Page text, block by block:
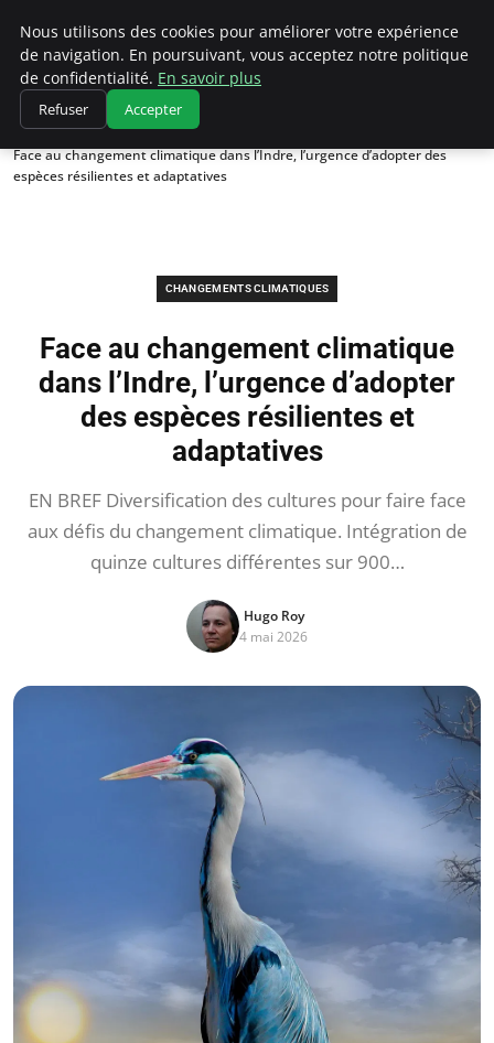
Climatedebtagents
Accueil
Changements climatiques
Face au changement climatique dans l’Indre, l’urgence d’adopter des
espèces résilientes et adaptatives
CHANGEMENTS CLIMATIQUES
Face au changement climatique
dans l’Indre, l’urgence d’adopter
des espèces résilientes et
adaptatives
EN BREF Diversification des cultures pour faire face
aux défis du changement climatique. Intégration de
quinze cultures différentes sur 900…
Hugo Roy
4 mai 2026
Nous utilisons des cookies pour améliorer votre expérience
de navigation. En poursuivant, vous acceptez notre politique
de confidentialité. En savoir plus
Refuser Accepter